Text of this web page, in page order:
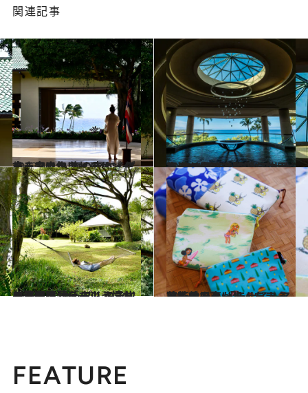
関連記事
2023.4.6
古き良きハワイのサンクチュアリへ 海の青と、グリーンに包まれる ハイアット・カウアイ・リゾート
旅＆お出かけ 2023.3.27
ハワイ島の玄関口・コナ空港からすぐ ウェストサイドで優雅で贅沢な休日を ウェスティン ハプナ ビーチ リゾート
旅＆お出かけ
2023.4.3
ハワイで暮らすよう憧れの滞在を カップルステイに最適のコテージ キラウェアに建つ「ハレ・コキオ」
旅＆お出かけ 2023.2.27
芸術熱の高い島・ラナイ 独特の風土が生んだアートを愛でる 「ラナイ・アートセンター」
旅＆お出かけ
FEATURE